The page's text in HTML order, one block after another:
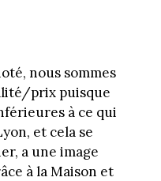
nous sommes
prix puisque
à ce qui
et cela se
a une image
à la Maison et